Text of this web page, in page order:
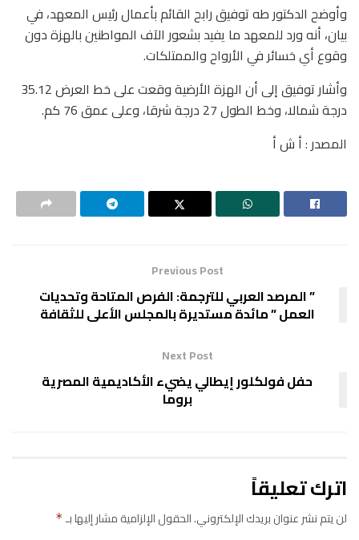
وأوضح الدكتور طه توفيق رابح القائم بأعمال رئيس المعهد، في
بيان، أنه ورد للمعهد ما يفيد بشعور الآف المواطنين بالهزة دون
وقوع أي خسائر في الأرواح والممتلكات.
وأشار توفيق إلى أن الهزة الأرضية وقعت على خط العرض 35.12
درجة شمالا، وخط الطول 27 درجة شرقا، وعلى عمق 76 كم.
المصدر : أ ش أ
Previous Post
” المرصد العربي للترجمة: الفرص المتاحة وتحديات
العمل ” مائدة مستديرة بالمجلس الأعلى للثقافة
Next Post
‏حفل فولكلور إيطالي يضيء الأكاديمية المصرية
بروما
اترك تعليقاً
لن يتم نشر عنوان بريدك الإلكتروني.الحقول الإلزامية مشار إليها بـ*